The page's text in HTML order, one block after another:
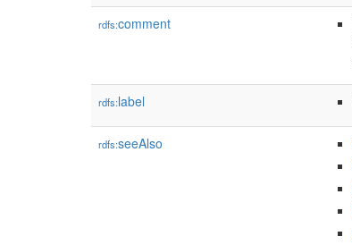
rdfs:comment
rdfs:label
rdfs:seeAlso